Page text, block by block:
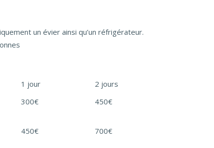
un évier ainsi qu’un réfrigérateur.
1 jour
2 jours
300€
450€
450€ 700€